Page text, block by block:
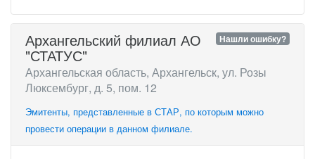
Нашли ошибку?
Архангельский филиал АО
"СТАТУС"
Архангельская область, Архангельск, ул. Розы
Люксембург, д. 5, пом. 12
Эмитенты, представленные в СТАР, по которым можно
провести операции в данном филиале.